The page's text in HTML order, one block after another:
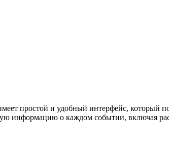
простой и удобный интерфейс, который
информацию о каждом событии, включая